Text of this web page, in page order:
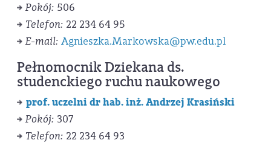
Pokój: 506
Telefon: 22 234 64 95
E-mail: Agnieszka.Markowska@pw.edu.pl
Pełnomocnik Dziekana ds.
studenckiego ruchu naukowego
prof. uczelni dr hab. inż. Andrzej Krasiński
Pokój: 307
Telefon: 22 234 64 93